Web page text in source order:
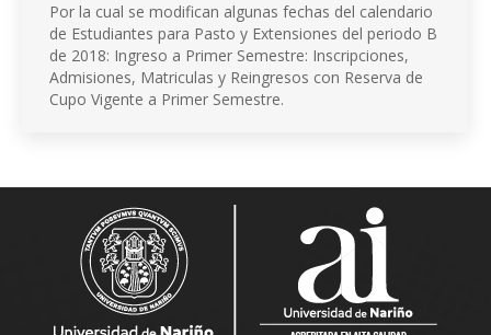
Por la cual se modifican algunas fechas del calendario
de Estudiantes para Pasto y Extensiones del periodo B
de 2018: Ingreso a Primer Semestre: Inscripciones,
Admisiones, Matriculas y Reingresos con Reserva de
Cupo Vigente a Primer Semestre.